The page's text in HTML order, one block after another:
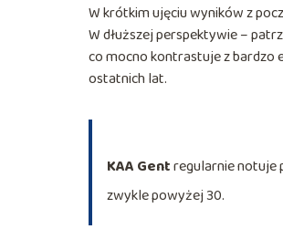
W krótkim ujęciu wyników z
W dłuższej perspektywie –
co mocno kontrastuje z bardzo
ostatnich lat.
KAA Gentregularnie notuje
zwykle powyżej 30.